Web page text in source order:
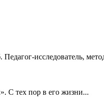
исследователь,
С тех пор в его жизни...